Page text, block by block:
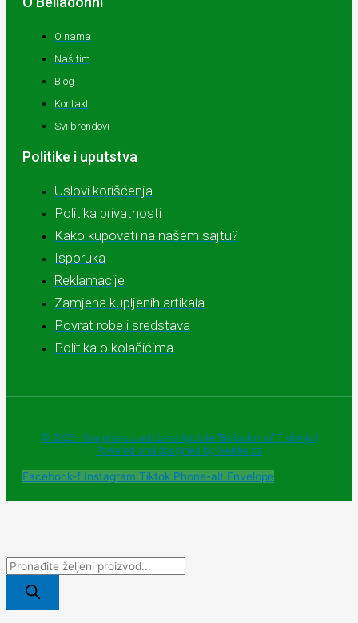
O nama
Naš tim
Blog
Kontakt
Svi brendovi
Politike i uputstva
Uslovi korišćenja
Politika privatnosti
Kako kupovati na našem sajtu?
Isporuka
Reklamacije
Zamjena kupljenih artikala
Povrat robe i sredstava
Politika o kolačićima
© 2025 - Sva prava zadržava Apoteke "Belladonna" Trebinje |
Powered and designed by Webherzz
Facebook-f Instagram Tiktok Phone-alt Envelope